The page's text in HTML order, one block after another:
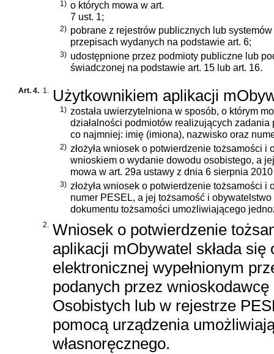
1) o których mowa w art.
7 ust. 1;
2) pobrane z rejestrów publicznych lub
przepisach wydanych na podstawie art. 6;
3) udostępnione przez podmioty publiczne lub
świadczonej na podstawie art. 15 lub art. 16.
Art. 4. 1. Użytkownikiem aplikacji
1) została uwierzytelniona w sposób, o którym
działalności podmiotów realizujących zadania
co najmniej: imię (imiona), nazwisko oraz
2) złożyła wniosek o potwierdzenie tożsamości
wnioskiem o wydanie dowodu osobistego, a
mowa w art. 29a ustawy z dnia 6 sierpnia
3) złożyła wniosek o potwierdzenie tożsamości
numer PESEL, a jej tożsamość i
dokumentu tożsamości umożliwiającego
2. Wniosek o potwierdzenie
aplikacji mObywatel składa
elektronicznej wypełnionym
podanych przez
Osobistych lub w rejestrze
pomocą urządzenia
własnoręcznego.